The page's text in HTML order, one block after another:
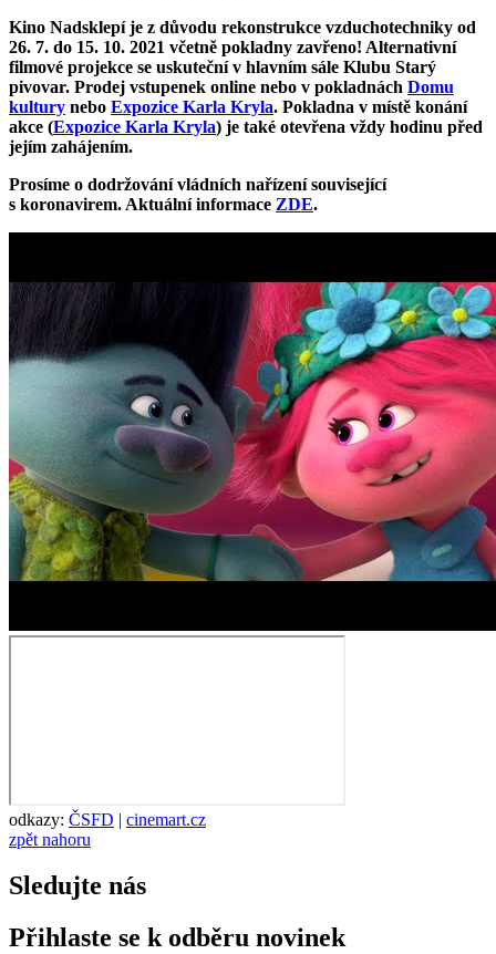
Kino Nadsklepí je z důvodu rekonstrukce vzduchotechniky od
26. 7. do 15. 10. 2021 včetně pokladny zavřeno! Alternativní
filmové projekce se uskuteční v hlavním sále Klubu Starý
pivovar. Prodej vstupenek online nebo v pokladnách Domu
kultury nebo Expozice Karla Kryla. Pokladna v místě konání
akce (Expozice Karla Kryla) je také otevřena vždy hodinu před
jejím zahájením.
Prosíme o dodržování vládních nařízení související
s koronavirem. Aktuální informace ZDE.
odkazy: ČSFD | cinemart.cz
zpět nahoru
Sledujte nás
Přihlaste se k odběru novinek